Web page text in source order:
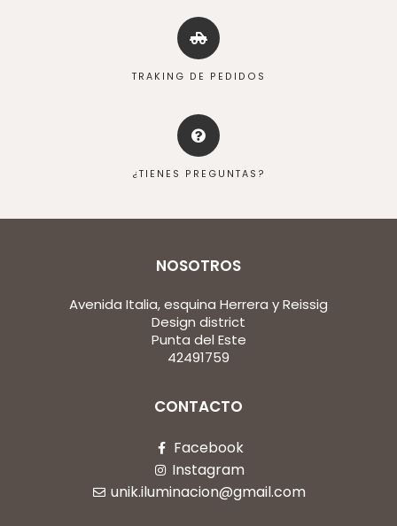
TRAKING DE PEDIDOS
¿TIENES PREGUNTAS?
NOSOTROS
Avenida Italia, esquina Herrera y Reissig
Design district
Punta del Este
42491759
CONTACTO
Facebook
Instagram
unik.iluminacion@gmail.com